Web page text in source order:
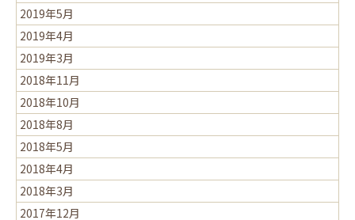
2019年5月
2019年4月
2019年3月
2018年11月
2018年10月
2018年8月
2018年5月
2018年4月
2018年3月
2017年12月